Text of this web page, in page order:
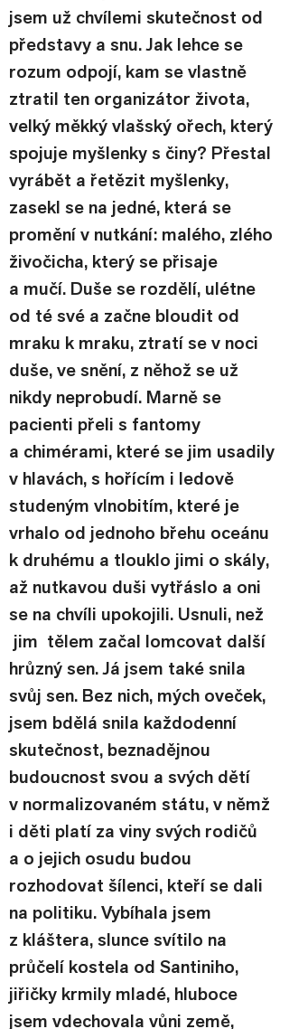
jsem už chvílemi skutečnost od
představy a snu. Jak lehce se
rozum odpojí, kam se vlastně
ztratil ten organizátor života,
velký měkký vlašský ořech, který
spojuje myšlenky s činy? Přestal
vyrábět a řetězit myšlenky,
zasekl se na jedné, která se
promění v nutkání: malého, zlého
živočicha, který se přisaje
a mučí. Duše se rozdělí, ulétne
od té své a začne bloudit od
mraku k mraku, ztratí se v noci
duše, ve snění, z něhož se už
nikdy neprobudí. Marně se
pacienti přeli s fantomy
a chimérami, které se jim usadily
v hlavách, s hořícím i ledově
studeným vlnobitím, které je
vrhalo od jednoho břehu oceánu
k druhému a tlouklo jimi o skály,
až nutkavou duši vytřáslo a oni
se na chvíli upokojili. Usnuli, než
jim  tělem začal lomcovat další
hrůzný sen. Já jsem také snila
svůj sen. Bez nich, mých oveček,
jsem bdělá snila každodenní
skutečnost, beznadějnou
budoucnost svou a svých dětí
v normalizovaném státu, v němž
i děti platí za viny svých rodičů
a o jejich osudu budou
rozhodovat šílenci, kteří se dali
na politiku. Vybíhala jsem
z kláštera, slunce svítilo na
průčelí kostela od Santiniho,
jiřičky krmily mladé, hluboce
jsem vdechovala vůni země,